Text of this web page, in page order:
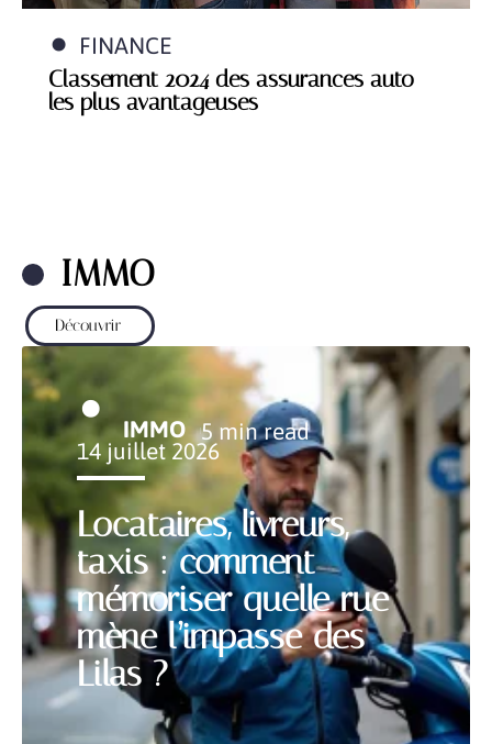
FINANCE
Classement 2024 des assurances auto
les plus avantageuses
IMMO
Découvrir
Locataires, livreurs,
taxis : comment
mémoriser quelle rue
mène l’impasse des
Lilas ?
IMMO 5 min read
14 juillet 2026